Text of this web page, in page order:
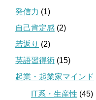
発信力 (1)
自己肯定感 (2)
若返り (2)
英語習得術 (15)
起業・起業家マインド
IT系・生産性 (45)